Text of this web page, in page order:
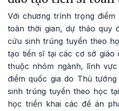
Với chương trình trọng
toàn thời gian, dự thảo quy
cứu sinh trúng tuyển theo
tạo tiến sĩ tại các cơ sở giáo
thuộc nhóm ngành, lĩnh
điểm quốc gia do Thủ
sinh trúng tuyển theo học
học triển khai các đề án